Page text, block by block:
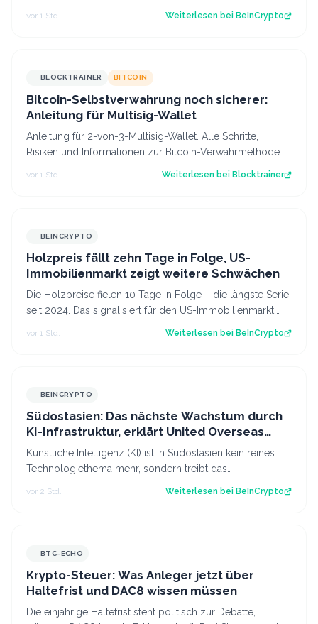
makroökonomischen Spannungen gestartet. Dennoc…
vor 1 Std. Weiterlesen bei BeInCrypto
BLOCKTRAINER BITCOIN
Bitcoin-Selbstverwahrung noch sicherer:
Anleitung für Multisig-Wallet
Anleitung für 2-von-3-Multisig-Wallet. Alle Schritte,
Risiken und Informationen zur Bitcoin-Verwahrmethode
vor 1 Std. Weiterlesen bei Blocktrainer
BEINCRYPTO
Holzpreis fällt zehn Tage in Folge, US-
Immobilienmarkt zeigt weitere Schwächen
Die Holzpreise fielen 10 Tage in Folge – die längste Serie
seit 2024. Das signalisiert für den US-Immobilienmarkt.
vor 1 Std. Weiterlesen bei BeInCrypto
BEINCRYPTO
Südostasien: Das nächste Wachstum durch
KI-Infrastruktur, erklärt United Overseas
Bank
Künstliche Intelligenz (KI) ist in Südostasien kein reines
Technologiethema mehr, sondern treibt das
Wirtschaftswachstum an. Das sagen Führu…
vor 2 Std. Weiterlesen bei BeInCrypto
BTC-ECHO
Krypto-Steuer: Was Anleger jetzt über
Haltefrist und DAC8 wissen müssen
Die einjährige Haltefrist steht politisch zur Debatte,